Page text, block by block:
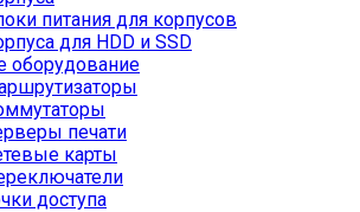
питания для корпусов
для HDD и SSD
оборудование
печати
карты
доступа